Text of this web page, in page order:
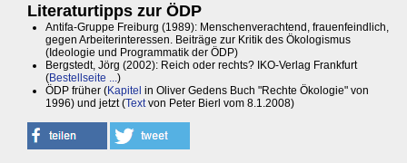
Literaturtipps zur ÖDP
Antifa-Gruppe Freiburg (1989): Menschenverachtend, frauenfeindlich,
gegen Arbeiterinteressen. Beiträge zur Kritik des Ökologismus
(Ideologie und Programmatik der ÖDP)
Bergstedt, Jörg (2002): Reich oder rechts? IKO-Verlag Frankfurt
(Bestellseite ... )
ÖDP früher (Kapitel in Oliver Gedens Buch "Rechte Ökologie" von
1996) und jetzt (Textvon Peter Bierl vom 8.1.2008)